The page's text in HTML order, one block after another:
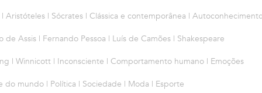
Aristóteles | Sócrates | Clássica e contemporânea |
de Assis | Fernando Pessoa | Luís de Camões | Shakespeare
| Winnicott | Inconsciente | Comportamento humano | Emoções
do mundo | Política | Sociedade | Moda | Esporte